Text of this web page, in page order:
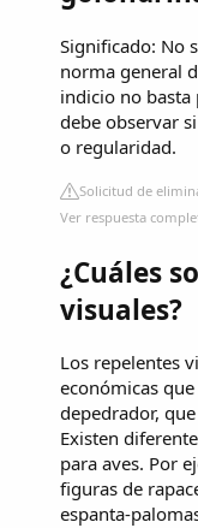
Significado: No
norma general
indicio no basta
debe observar
o regularidad.
Solicitud de
Ver respuesta
¿Cuáles
visuales?
Los repelentes
económicas
depedrador,
Existen
para aves. Por
figuras de
espanta-